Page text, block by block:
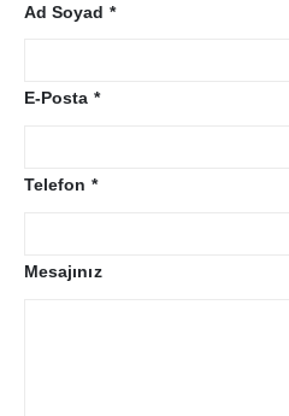
Ad Soyad *
E-Posta *
Telefon *
Mesajınız